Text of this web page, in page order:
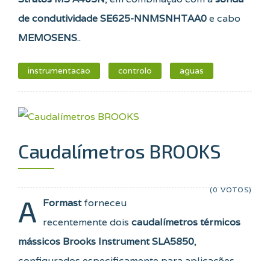
de condutividade SE625-NNMSNHTAA0e cabo
MEMOSENS..
instrumentacao controlo aguas
Caudalímetros BROOKS
(0 VOTOS)
A Formastforneceu
recentemente dois caudalímetros térmicos
mássicos Brooks Instrument SLA5850,